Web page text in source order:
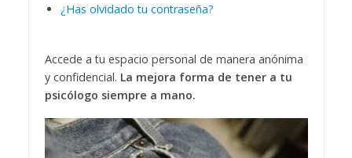
¿Has olvidado tu contraseña?
Accede a tu espacio personal de manera anónima
y confidencial. La mejora forma de tener a tu
psicólogo siempre a mano.